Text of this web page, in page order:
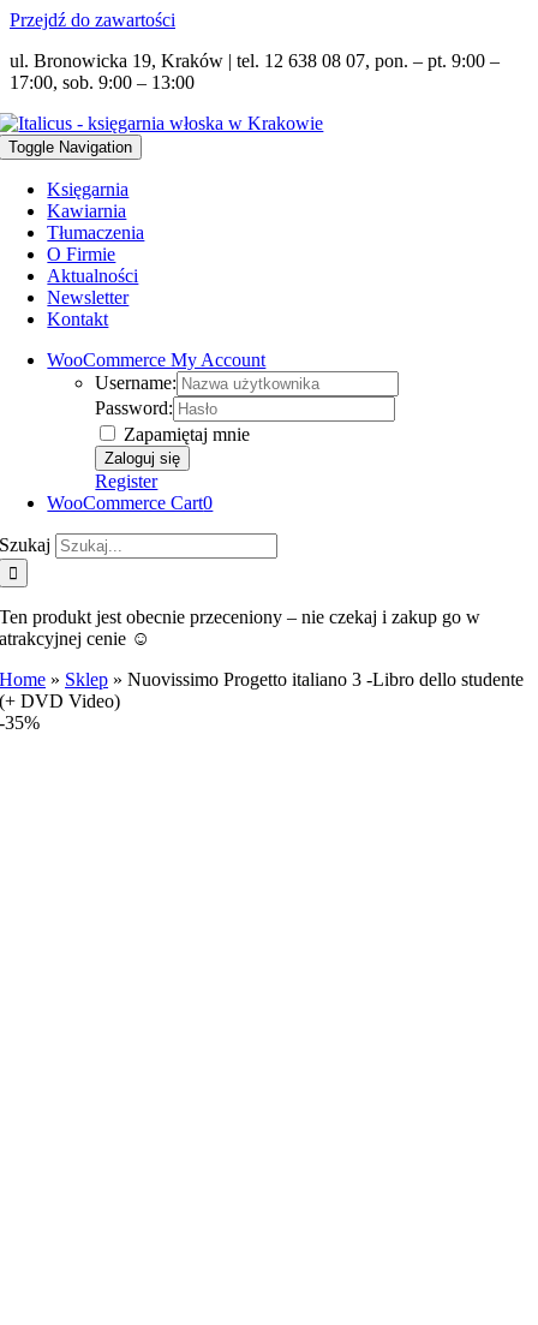
Przejdź do zawartości
ul. Bronowicka 19, Kraków | tel. 12 638 08 07, pon. – pt. 9:00 –
17:00, sob. 9:00 – 13:00
Toggle Navigation
Księgarnia
Kawiarnia
Tłumaczenia
O Firmie
Aktualności
Newsletter
Kontakt
WooCommerce My Account
Username:
Password:
Zapamiętaj mnie
Register
WooCommerce Cart0
Szukaj
Ten produkt jest obecnie przeceniony – nie czekaj i zakup go w
atrakcyjnej cenie ☺️
Home » Sklep »Nuovissimo Progetto italiano 3 -Libro dello studente
(+ DVD Video)
-35%